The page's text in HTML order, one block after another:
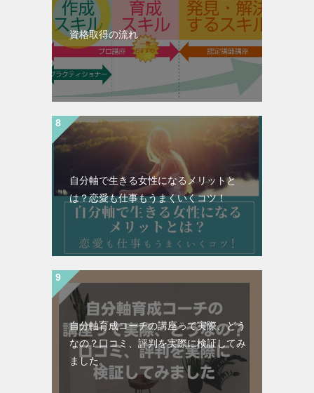
資格取得の流れ
自分軸で生きる女性になるメリットと
は？恋愛も仕事もうまくいくコツ！
自分軸育成コーチの講座って実際、どう
なの？口コミ、評判を実際に検証してみ
ました。